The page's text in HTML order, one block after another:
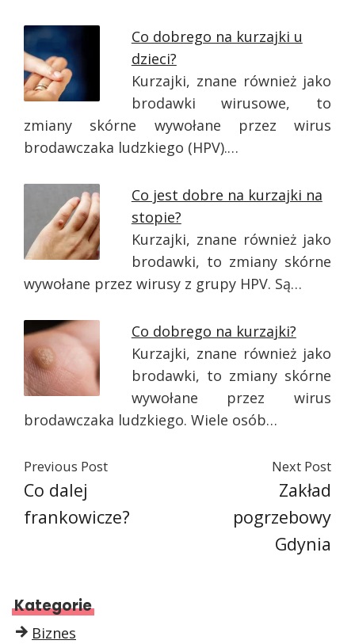
Co dobrego na kurzajki u
dzieci?
Kurzajki, znane również jako
brodawki wirusowe, to
zmiany skórne wywołane przez wirus
brodawczaka ludzkiego (HPV).…
Co jest dobre na kurzajki na
stopie?
Kurzajki, znane również jako
brodawki, to zmiany skórne
wywołane przez wirusy z grupy HPV. Są…
Co dobrego na kurzajki?
Kurzajki, znane również jako
brodawki, to zmiany skórne
wywołane przez wirus
brodawczaka ludzkiego. Wiele osób…
Previous Post
Co dalej
frankowicze?
Next Post
Zakład
pogrzebowy
Gdynia
Kategorie
Biznes